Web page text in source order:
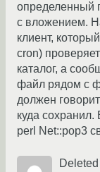
определенный
с вложением.
клиент,
cron)
каталог, а
файл рядом с
должен
куда
perl Net::pop3
Deleted